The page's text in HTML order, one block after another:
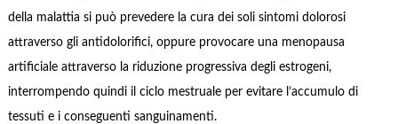
della malattia si può prevedere la cura dei soli sintomi dolorosi
attraverso gli antidolorifici, oppure provocare una menopausa
artificiale attraverso la riduzione progressiva degli estrogeni,
interrompendo quindi il ciclo mestruale per evitare l’accumulo di
tessuti e i conseguenti sanguinamenti.